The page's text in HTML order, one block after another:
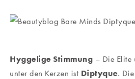
Hyggelige Stimmung – Die Elite
unter den Kerzen ist Diptyque.